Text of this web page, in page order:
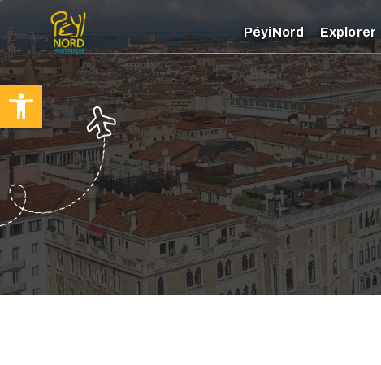
Ouvrir la barre d’outils
PéyiNord Explorer